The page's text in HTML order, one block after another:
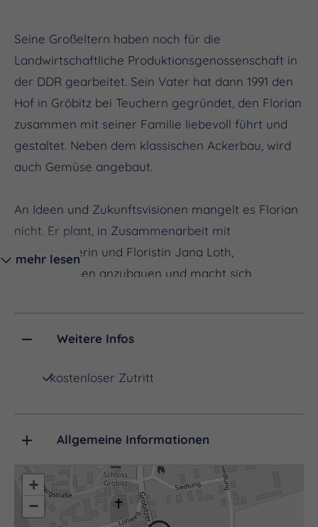
Seine Großeltern haben noch für die
Landwirtschaftliche Produktionsgenossenschaft in
der DDR gearbeitet. Sein Vater hat dann 1991 den
Hof in Gröbitz bei Teuchern gegründet, den Florian
zusammen mit seiner Familie liebevoll führt und
gestaltet. Neben dem klassischen Ackerbau, wird
auch Gemüse angebaut.
An Ideen und Zukunftsvisionen mangelt es Florian
nicht. Er plant, in Zusammenarbeit mit
Handmacherin und Floristin Jana Loth,
Schnittblumen anzubauen und macht sich
nachzukommen.
Florian nimmt Besucher gerne einmal mit aufs
mehr lesen
Weitere Infos
kostenloser Zutritt
Allgemeine Informationen
+
−